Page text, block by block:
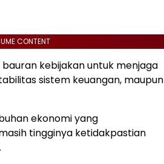
CONTENT
kebijakan untuk menjaga
sistem keuangan, maupun
ekonomi yang
tingginya ketidakpastian